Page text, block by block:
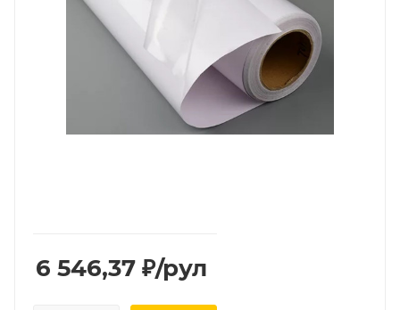
6 546,37 ₽/рул